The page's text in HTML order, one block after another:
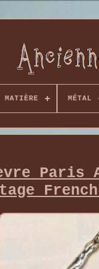
MATIÈRE MÉTAL
Paris